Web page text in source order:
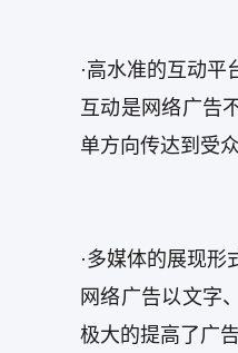
·高水准的互动平
互动是网络广告
单方向传达到受
·多媒体的展现形
网络广告以文字
极大的提高了广